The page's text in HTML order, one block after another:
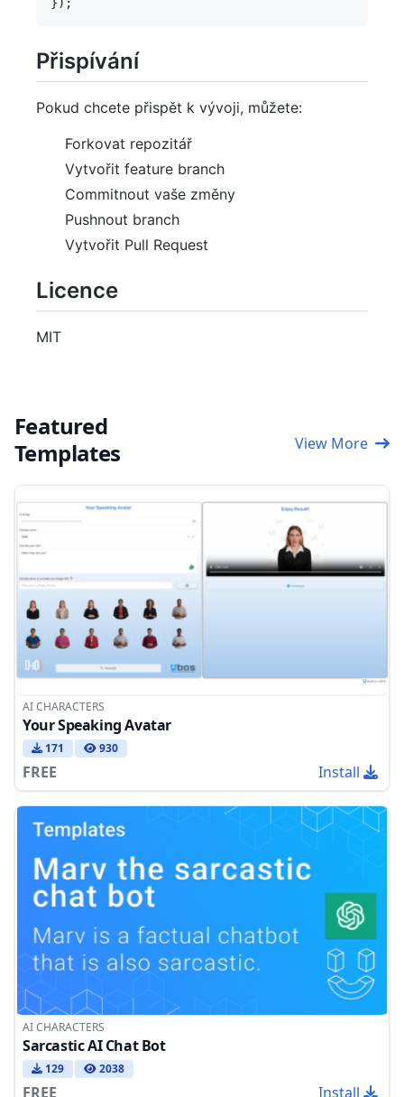
Přispívání
Pokud chcete přispět k vývoji, můžete:
Forkovat repozitář
Vytvořit feature branch
Commitnout vaše změny
Pushnout branch
Vytvořit Pull Request
Licence
MIT
Featured
Templates
View More
AI CHARACTERS
Your Speaking Avatar
171 930
FREE Install
AI CHARACTERS
Sarcastic AI Chat Bot
129 2038
FREE Install